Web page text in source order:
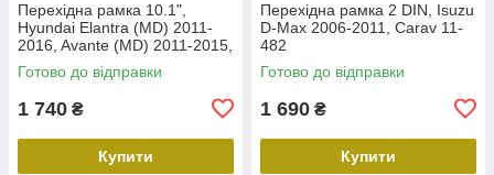
Перехідна рамка 10.1",
Hyundai Elantra (MD) 2011-
2016, Avante (MD) 2011-2015,
Carav 22-2314
Готово до відправки
1 740 ₴
Купити
Перехідна рамка 2 DIN, Isuzu
D-Max 2006-2011, Carav 11-
482
Готово до відправки
1 690 ₴
Купити